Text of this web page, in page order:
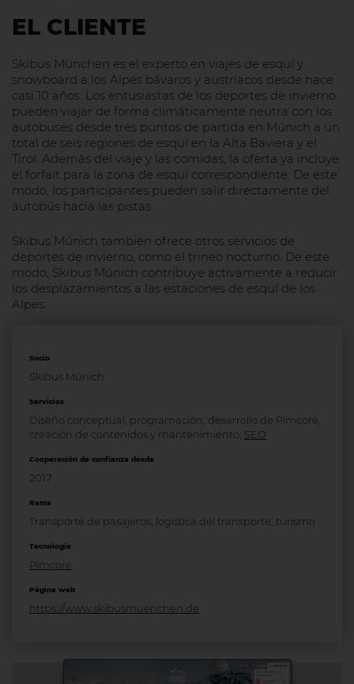
EL CLIENTE
Skibus München es el experto en viajes de esquí y
snowboard a los Alpes bávaros y austriacos desde hace
casi 10 años. Los entusiastas de los deportes de invierno
pueden viajar de forma climáticamente neutra con los
autobuses desde tres puntos de partida en Múnich a un
total de seis regiones de esquí en la Alta Baviera y el
Tirol. Además del viaje y las comidas, la oferta ya incluye
el forfait para la zona de esquí correspondiente. De este
modo, los participantes pueden salir directamente del
autobús hacia las pistas.
Skibus Múnich también ofrece otros servicios de
deportes de invierno, como el trineo nocturno. De este
modo, Skibus Múnich contribuye activamente a reducir
los desplazamientos a las estaciones de esquí de los
Alpes.
Socio
Skibus Múnich
Servicios
Diseño conceptual, programación, desarrollo de Pimcore,
creación de contenidos y mantenimiento, SEO
Cooperación de confianza desde
2017
Rama
Transporte de pasajeros, logística del transporte, turismo
Tecnología
Pimcore
Página web
https://www.skibusmuenchen.de